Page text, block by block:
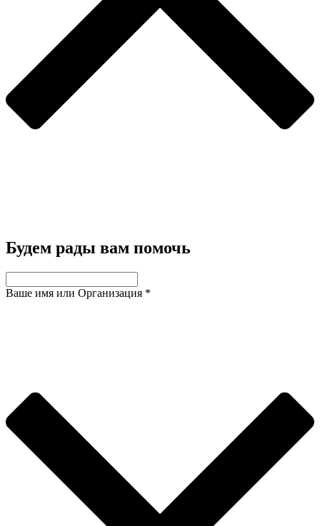
Будем рады вам помочь
Ваше имя или Организация *